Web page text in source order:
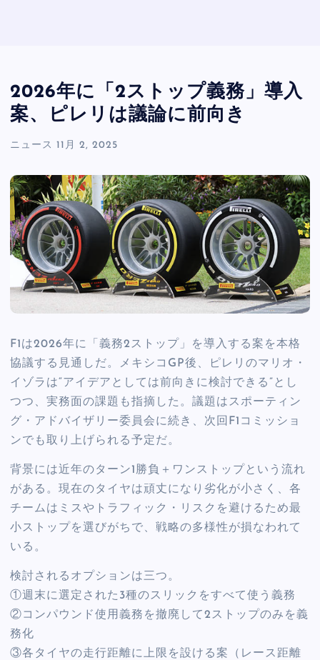
2026年に「2ストップ義務」導入
案、ピレリは議論に前向き
ニュース 11月 2, 2025
F1は2026年に「義務2ストップ」を導入する案を本格
協議する見通しだ。メキシコGP後、ピレリのマリオ・
イゾラは“アイデアとしては前向きに検討できる”とし
つつ、実務面の課題も指摘した。議題はスポーティン
グ・アドバイザリー委員会に続き、次回F1コミッショ
ンでも取り上げられる予定だ。
背景には近年のターン1勝負＋ワンストップという流れ
がある。現在のタイヤは頑丈になり劣化が小さく、各
チームはミスやトラフィック・リスクを避けるため最
小ストップを選びがちで、戦略の多様性が損なわれて
いる。
検討されるオプションは三つ。
①週末に選定された3種のスリックをすべて使う義務
②コンパウンド使用義務を撤廃して2ストップのみを義
務化
③各タイヤの走行距離に上限を設ける案（レース距離